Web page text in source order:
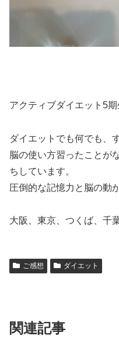
アクティブダイエット5期
ダイエットでも何でも、
脳の使い方習ったことが
ちしています。
圧倒的な記憶力と脳の動
大阪、東京、つくば、千
ご感想 ダイエット
関連記事